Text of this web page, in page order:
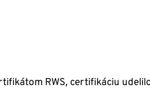
RWS, certifikáciu